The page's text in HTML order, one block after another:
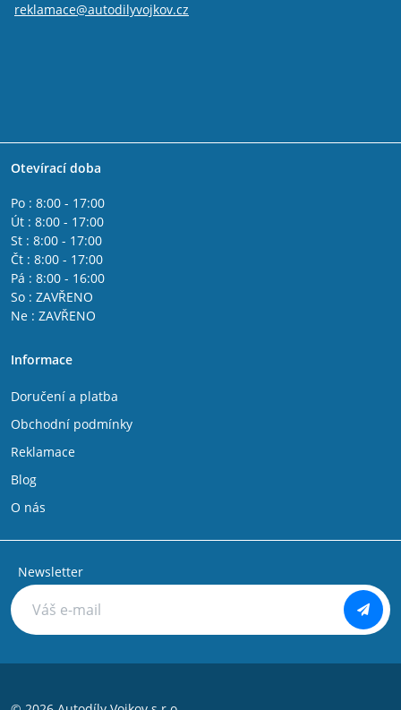
reklamace@autodilyvojkov.cz
Otevírací doba
Po : 8:00 - 17:00
Út : 8:00 - 17:00
St : 8:00 - 17:00
Čt : 8:00 - 17:00
Pá : 8:00 - 16:00
So : ZAVŘENO
Ne : ZAVŘENO
Informace
Doručení a platba
Obchodní podmínky
Reklamace
Blog
O nás
Newsletter